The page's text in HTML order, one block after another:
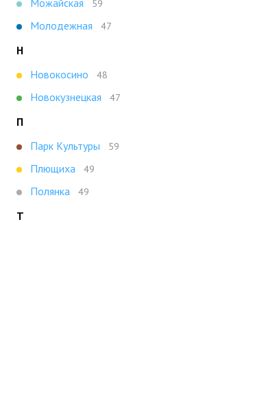
Можайская
59
Молодежная 47
Н
Новокосино
48
Новокузнецкая 47
П
Парк Культуры
59
Плющиха 49
Полянка 49
Т